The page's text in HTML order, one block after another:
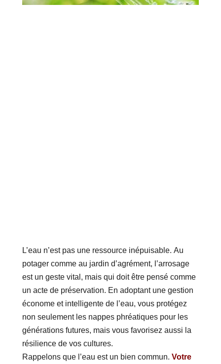
L’eau n’est pas une ressource inépuisable. Au
potager comme au jardin d’agrément, l’arrosage
est un geste vital, mais qui doit être pensé comme
un acte de préservation. En adoptant une gestion
économe et intelligente de l’eau, vous protégez
non seulement les nappes phréatiques pour les
générations futures, mais vous favorisez aussi la
résilience de vos cultures.
Rappelons que l’eau est un bien commun. Votre